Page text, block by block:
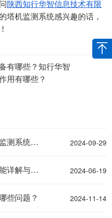
陕西知行华智信息技术有限
塔机监测系统感兴趣的话，
有哪些？知行华智
用有哪些？
陕西知行华智：智慧工地塔机监测系统解决方案 2024-09-29
工地塔机监测系统全攻略：功能详解与操作指南 2024-06-19
些问题？ 2024-11-14